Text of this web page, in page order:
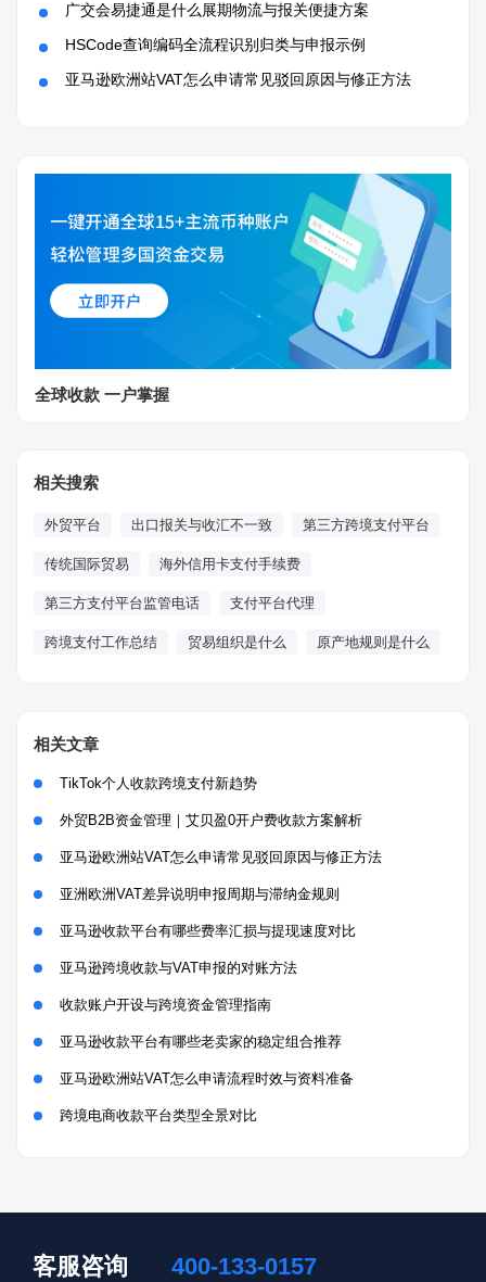
广交会易捷通是什么展期物流与报关便捷方案
HSCode查询编码全流程识别归类与申报示例
亚马逊欧洲站VAT怎么申请常见驳回原因与修正方法
全球收款 一户掌握
相关搜索
外贸平台 出口报关与收汇不一致 第三方跨境支付平台
传统国际贸易 海外信用卡支付手续费
第三方支付平台监管电话 支付平台代理
跨境支付工作总结 贸易组织是什么 原产地规则是什么
相关文章
TikTok个人收款跨境支付新趋势
外贸B2B资金管理｜艾贝盈0开户费收款方案解析
亚马逊欧洲站VAT怎么申请常见驳回原因与修正方法
亚洲欧洲VAT差异说明申报周期与滞纳金规则
亚马逊收款平台有哪些费率汇损与提现速度对比
亚马逊跨境收款与VAT申报的对账方法
收款账户开设与跨境资金管理指南
亚马逊收款平台有哪些老卖家的稳定组合推荐
亚马逊欧洲站VAT怎么申请流程时效与资料准备
跨境电商收款平台类型全景对比
客服咨询 400-133-0157